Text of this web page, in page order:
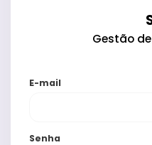
Gestão
E-mail
Senha